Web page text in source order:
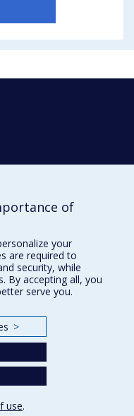
of
your
are required to
security, while
By accepting all, you
serve you.
>
use.